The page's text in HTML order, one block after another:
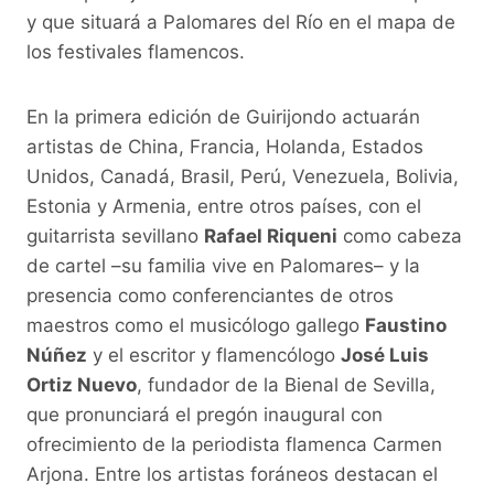
y que situará a Palomares del Río en el mapa de
los festivales flamencos.
En la primera edición de Guirijondo actuarán
artistas de China, Francia, Holanda, Estados
Unidos, Canadá, Brasil, Perú, Venezuela, Bolivia,
Estonia y Armenia, entre otros países, con el
guitarrista sevillano Rafael Riqueni como cabeza
de cartel –su familia vive en Palomares– y la
presencia como conferenciantes de otros
maestros como el musicólogo gallego Faustino
Núñez y el escritor y flamencólogo José Luis
Ortiz Nuevo, fundador de la Bienal de Sevilla,
que pronunciará el pregón inaugural con
ofrecimiento de la periodista flamenca Carmen
Arjona. Entre los artistas foráneos destacan el